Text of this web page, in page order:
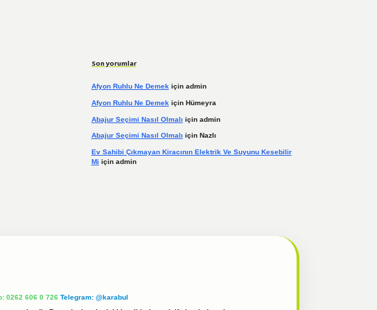
Son yorumlar
Afyon Ruhlu Ne Demekiçin admin
Afyon Ruhlu Ne Demek için Hümeyra
Abajur Seçimi Nasıl Olmalı için admin
Abajur Seçimi Nasıl Olmalı için Nazlı
Ev Sahibi Çıkmayan Kiracının Elektrik Ve Suyunu Kesebilir
Mi için admin
0262 606 0 726 Telegram: @karabul